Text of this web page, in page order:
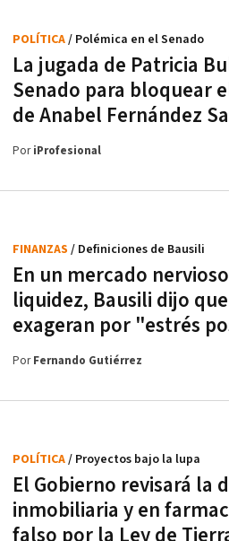
La jugada de Patricia
Senado para bloquear
de Anabel Fernández
POLÍTICA/ Polémica en el Senado
PoriProfesional
En un mercado
liquidez, Bausili dijo
exageran por "estrés
FINANZAS / Definiciones de Bausili
PorFernando Gutiérrez
El Gobierno revisará la
inmobiliaria y en
falso por la Ley de
POLÍTICA/ Proyectos bajo la lupa